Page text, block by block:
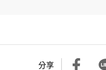
分享